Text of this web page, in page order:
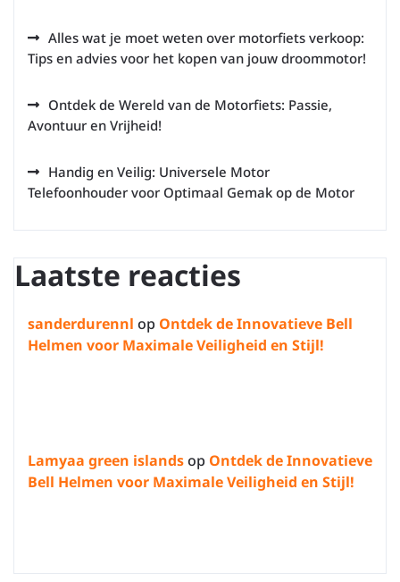
Alles wat je moet weten over motorfiets verkoop:
Tips en advies voor het kopen van jouw droommotor!
Ontdek de Wereld van de Motorfiets: Passie,
Avontuur en Vrijheid!
Handig en Veilig: Universele Motor
Telefoonhouder voor Optimaal Gemak op de Motor
Laatste reacties
sanderdurennl op Ontdek de Innovatieve Bell
Helmen voor Maximale Veiligheid en Stijl!
Lamyaa green islandsop Ontdek de Innovatieve
Bell Helmen voor Maximale Veiligheid en Stijl!